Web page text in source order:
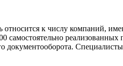
к числу компаний,